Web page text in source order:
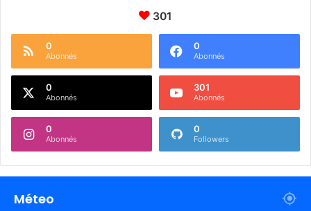
301
0
Abonnés
0
Abonnés
0
Abonnés
301
Abonnés
0
Abonnés
0
Followers
Méteo